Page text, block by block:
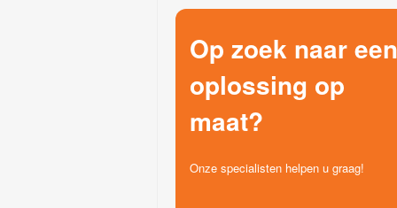
Op zoek naar een
oplossing op
maat?
Onze specialisten helpen u graag!